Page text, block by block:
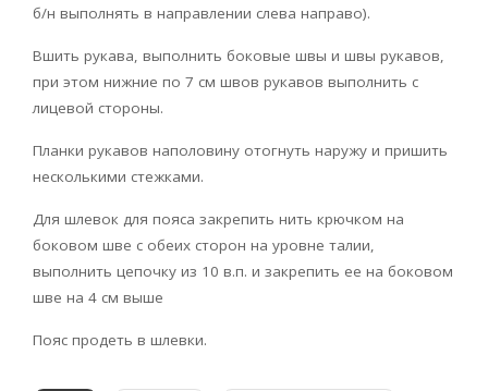
б/н выполнять в направлении слева направо).
Вшить рукава, выполнить боковые швы и швы рукавов,
при этом нижние по 7 см швов рукавов выполнить с
лицевой стороны.
Планки рукавов наполовину отогнуть наружу и пришить
несколькими стежками.
Для шлевок для пояса закрепить нить крючком на
боковом шве с обеих сторон на уровне талии,
выполнить цепочку из 10 в.п. и закрепить ее на боковом
шве на 4 см выше
Пояс продеть в шлевки.